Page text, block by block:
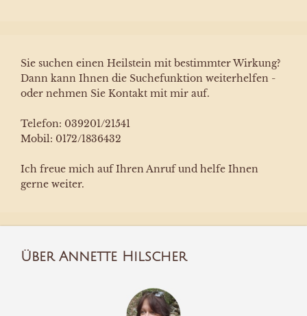
Sie suchen einen Heilstein mit bestimmter Wirkung?
Dann kann Ihnen die Suchefunktion weiterhelfen -
oder nehmen Sie Kontakt mit mir auf.
Telefon: 039201/21541
Mobil: 0172/1836432
Ich freue mich auf Ihren Anruf und helfe Ihnen
gerne weiter.
Über Annette Hilscher